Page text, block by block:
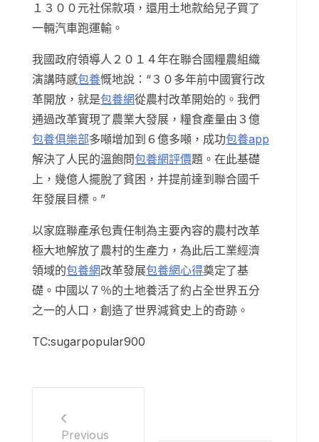
１３００元社保款項，還用土地款給兒子買了
一輛汽車跑運輸。
我國政府領導人２０１４年在聯合國糧農組織
演講時感包養慨地說：“３０多年前中國實行改
革開放，就是包養網從農村改革開始的。我們
通過改革實現了農業大發展，糧食產量由３億
包養俱樂部多噸增加到６億多噸，成功包養app
解決了人民的溫飽問包養網評價題。在此基礎
上，幾億人擺脫了貧困，并提前達到聯合國千
年發展目標。”
以家庭聯產承包責任制為主要內容的農村改革
極大地解放了農村的生產力，為此后工業經濟
領域的包養網改革發展包養網心得奠定了基
礎。中國以７％的土地養活了約占全世界五分
之一的人口，創造了世界減貧史上的奇跡。
TC:sugarpopular900
Previous